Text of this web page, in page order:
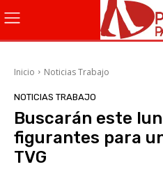
Inicio Noticias Trabajo
NOTICIAS TRABAJO
Buscarán este
figurantes para
TVG